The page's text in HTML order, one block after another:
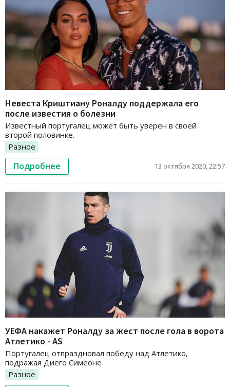
Невеста Криштиану Роналду поддержала его
после известия о болезни
Известный португалец может быть уверен в своей
второй половинке.
Разное
Подробнее 13 октября 2020, 22:57
УЕФА накажет Роналду за жест после гола в ворота
Атлетико - AS
Португалец отпраздновал победу над Атлетико,
подражая Диего Симеоне
Разное